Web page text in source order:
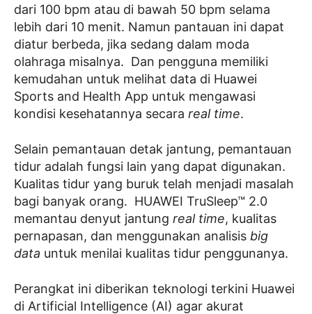
dari 100 bpm atau di bawah 50 bpm selama
lebih dari 10 menit. Namun pantauan ini dapat
diatur berbeda, jika sedang dalam moda
olahraga misalnya. Dan pengguna memiliki
kemudahan untuk melihat data di Huawei
Sports and Health App untuk mengawasi
kondisi kesehatannya secara real time.
Selain pemantauan detak jantung, pemantauan
tidur adalah fungsi lain yang dapat digunakan.
Kualitas tidur yang buruk telah menjadi masalah
bagi banyak orang. HUAWEI TruSleep™ 2.0
memantau denyut jantung real time, kualitas
pernapasan, dan menggunakan analisis big
data untuk menilai kualitas tidur penggunanya.
Perangkat ini diberikan teknologi terkini Huawei
di Artificial Intelligence (AI) agar akurat